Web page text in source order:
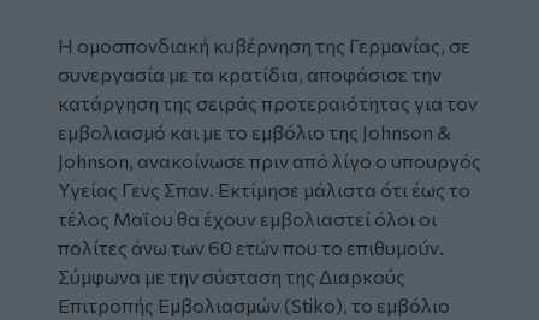
H ομοσπονδιακή κυβέρνηση της Γερμανίας, σε
συνεργασία με τα κρατίδια, αποφάσισε την
κατάργηση της σειράς προτεραιότητας για τον
εμβολιασμό και με το εμβόλιο της Johnson &
Johnson, ανακοίνωσε πριν από λίγο ο υπουργός
Υγείας Γενς Σπαν. Εκτίμησε μάλιστα ότι έως το
τέλος Μαΐου θα έχουν εμβολιαστεί όλοι οι
πολίτες άνω των 60 ετών που το επιθυμούν.
Σύμφωνα με την σύσταση της Διαρκούς
Επιτροπής Εμβολιασμών (Stiko), το εμβόλιο